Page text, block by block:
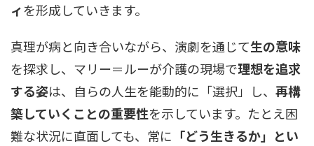
ィを形成していきます。
真理が病と向き合いながら、演劇を通じて生の意味
を探求し、マリー＝ルーが介護の現場で理想を追求
する姿は、自らの人生を能動的に「選択」し、 再構
築していくことの重要性を示しています。たとえ困
難な状況に直面しても、常に 「どう生きるか」とい